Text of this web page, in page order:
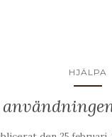
HJÄLPA